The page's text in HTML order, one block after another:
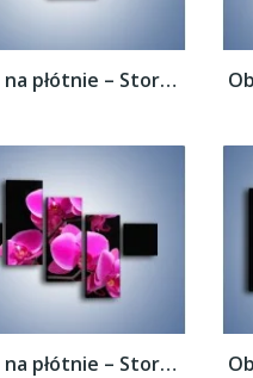
Obraz na płótnie – Storczyk nocą –...
Obraz na płótnie – Storczyk nocą –...